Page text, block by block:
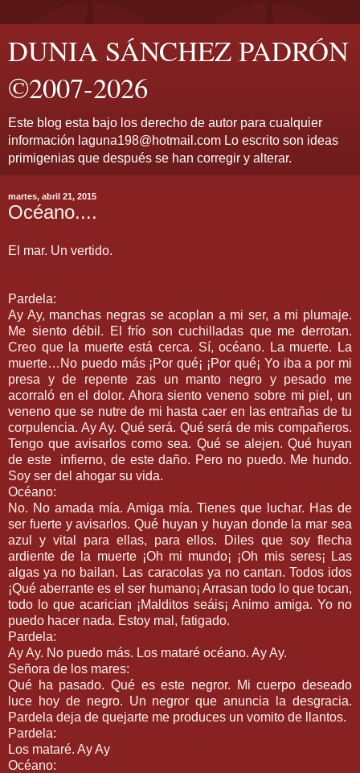
DUNIA SÁNCHEZ PADRÓN
©2007-2026
Este blog esta bajo los derecho de autor para cualquier
información laguna198@hotmail.com Lo escrito son ideas
primigenias que después se han corregir y alterar.
martes, abril 21, 2015
Océano....
El mar. Un vertido.
Pardela:
Ay Ay, manchas negras se acoplan a mi ser, a mi plumaje.
Me siento débil. El frío son cuchilladas que me derrotan.
Creo que la muerte está cerca. Sí, océano. La muerte. La
muerte…No puedo más ¡Por qué¡ ¡Por qué¡ Yo iba a por mi
presa y de repente zas un manto negro y pesado me
acorraló en el dolor. Ahora siento veneno sobre mi piel, un
veneno que se nutre de mi hasta caer en las entrañas de tu
corpulencia. Ay Ay. Qué será. Qué será de mis compañeros.
Tengo que avisarlos como sea. Qué se alejen. Qué huyan
de este infierno, de este daño. Pero no puedo. Me hundo.
Soy ser del ahogar su vida.
Océano:
No. No amada mía. Amiga mía. Tienes que luchar. Has de
ser fuerte y avisarlos. Qué huyan y huyan donde la mar sea
azul y vital para ellas, para ellos. Diles que soy flecha
ardiente de la muerte ¡Oh mi mundo¡ ¡Oh mis seres¡ Las
algas ya no bailan. Las caracolas ya no cantan. Todos idos
¡Qué aberrante es el ser humano¡ Arrasan todo lo que tocan,
todo lo que acarician ¡Malditos seáis¡ Animo amiga. Yo no
puedo hacer nada. Estoy mal, fatigado.
Pardela:
Ay Ay. No puedo más. Los mataré océano. Ay Ay.
Señora de los mares:
Qué ha pasado. Qué es este negror. Mi cuerpo deseado
luce hoy de negro. Un negror que anuncia la desgracia.
Pardela deja de quejarte me produces un vomito de llantos.
Pardela:
Los mataré. Ay Ay
Océano: